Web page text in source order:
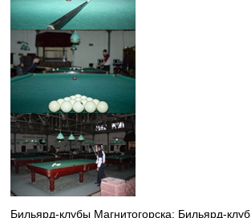
Бильярд-клубы Магнитогорска: Бильярд-клуб